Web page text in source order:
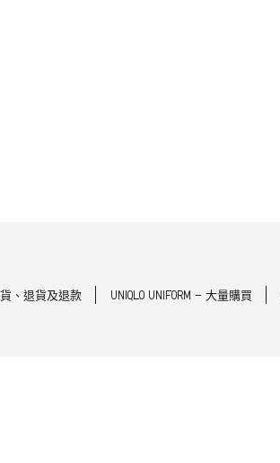
、退貨及退款 UNIQLO UNIFORM - 大量購買